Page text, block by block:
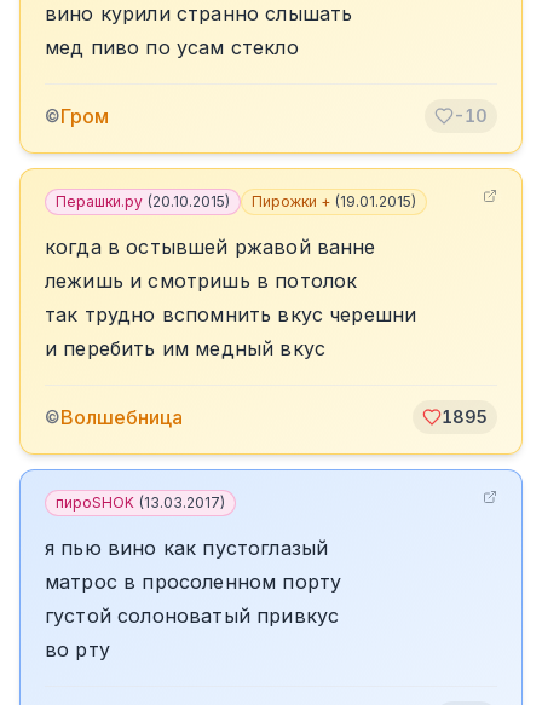
вино курили странно слышать
мед пиво по усам стекло
©Гром -10
Перашки.ру (20.10.2015) Пирожки + (19.01.2015)
когда в остывшей ржавой ванне
лежишь и смотришь в потолок
так трудно вспомнить вкус черешни
и перебить им медный вкус
©Волшебница 1895
пироSHOK (13.03.2017)
я пью вино как пустоглазый
матрос в просоленном порту
густой солоноватый привкус
во рту